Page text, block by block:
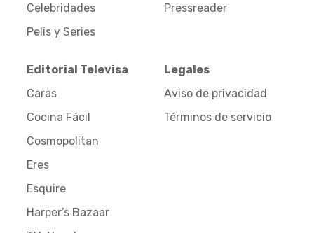
Celebridades
Pelis y Series
Pressreader
Editorial Televisa
Caras
Cocina Fácil
Cosmopolitan
Eres
Esquire
Harper’s Bazaar
Legales
Aviso de privacidad
Términos de servicio